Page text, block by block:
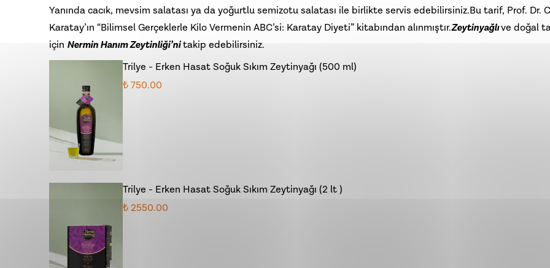
Yanında cacık, mevsim salatası ya da yoğurtlu semizotu salatası ile birlikte servis edebilirsiniz.Bu tarif, Prof. Dr.
Karatay’ın “Bilimsel Gerçeklerle Kilo Vermenin ABC’si: Karatay Diyeti” kitabından alınmıştır.Zeytinyağlıve doğal
için Nermin Hanım Zeytinliği’nitakip edebilirsiniz.
Trilye - Erken Hasat Soğuk Sıkım Zeytinyağı (500 ml)
₺ 750.00
Trilye - Erken Hasat Soğuk Sıkım Zeytinyağı (2 lt )
₺ 2550.00